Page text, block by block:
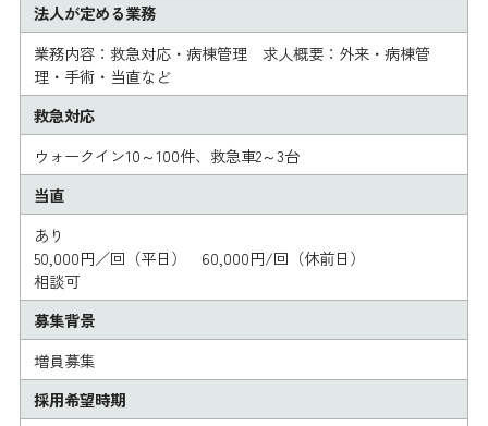
法人が定める業務
業務内容：救急対応・病棟管理 求人概要：外来・病棟管
理・手術・当直など
救急対応
ウォークイン10～100件、救急車2～3台
当直
あり
50,000円／回（平日） 60,000円/回（休前日）
相談可
募集背景
増員募集
採用希望時期